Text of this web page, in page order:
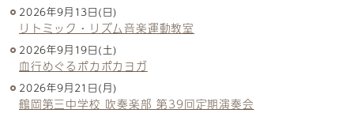
2026年9月13日(日)
リトミック・リズム音楽運動教室
2026年9月19日(土)
血行めぐるポカポカヨガ
2026年9月21日(月)
鶴岡第三中学校 吹奏楽部 第39回定期演奏会